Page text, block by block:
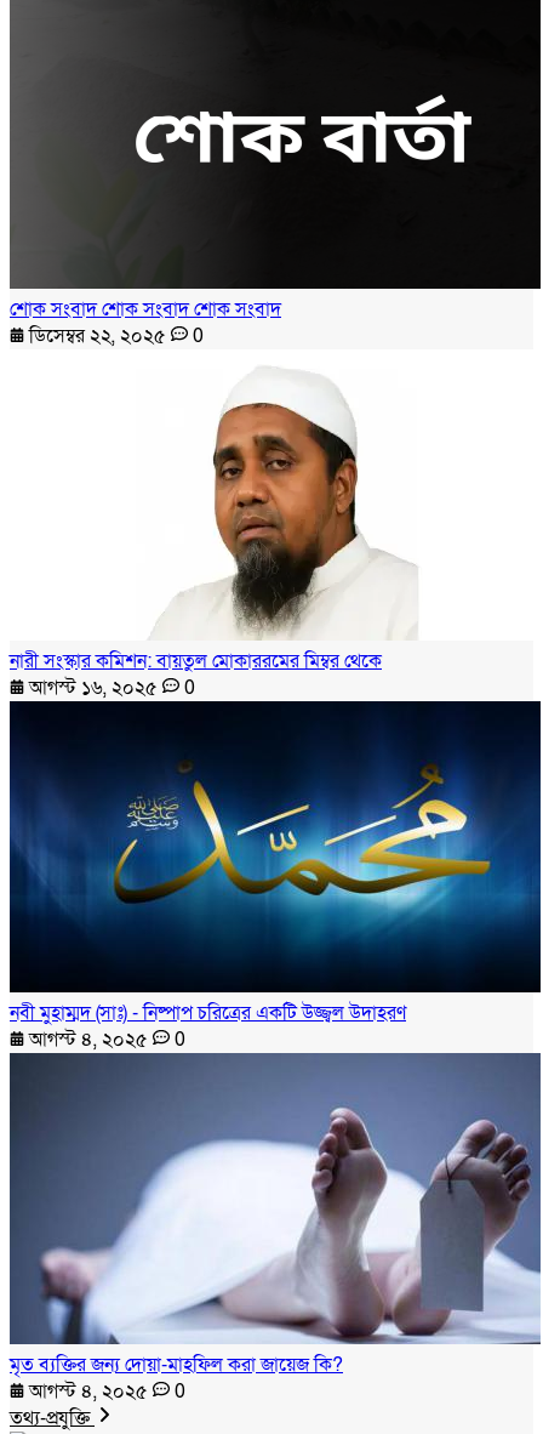
শোক সংবাদ শোক সংবাদ শোক সংবাদ
ডিসেম্বর ২২, ২০২৫
0
নারী সংস্কার কমিশন: বায়তুল মোকাররমের মিম্বর থেকে
আগস্ট ১৬, ২০২৫
0
নবী মুহাম্মদ (সাঃ) - নিষ্পাপ চরিত্রের একটি উজ্জ্বল উদাহরণ
আগস্ট ৪, ২০২৫
0
মৃত ব্যক্তির জন্য দোয়া-মাহফিল করা জায়েজ কি?
আগস্ট ৪, ২০২৫
0
তথ্য-প্রযুক্তি